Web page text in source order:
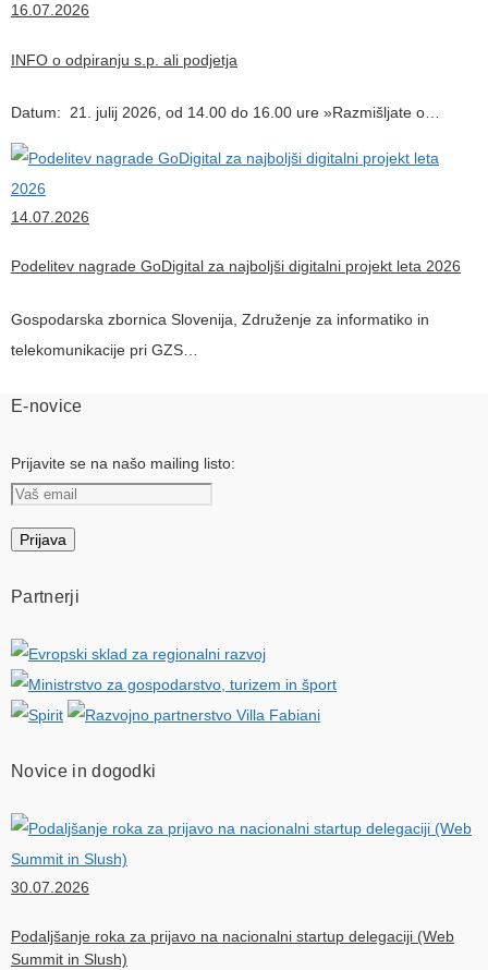
16.07.2026
INFO o odpiranju s.p. ali podjetja
Datum: 21. julij 2026, od 14.00 do 16.00 ure »Razmišljate o…
14.07.2026
Podelitev nagrade GoDigital za najboljši digitalni projekt leta 2026
Gospodarska zbornica Slovenija, Združenje za informatiko in
telekomunikacije pri GZS…
E-novice
Prijavite se na našo mailing listo:
Partnerji
Novice in dogodki
30.07.2026
Podaljšanje roka za prijavo na nacionalni startup delegaciji (Web
Summit in Slush)